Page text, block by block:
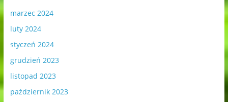
marzec 2024
luty 2024
styczeń 2024
grudzień 2023
listopad 2023
październik 2023